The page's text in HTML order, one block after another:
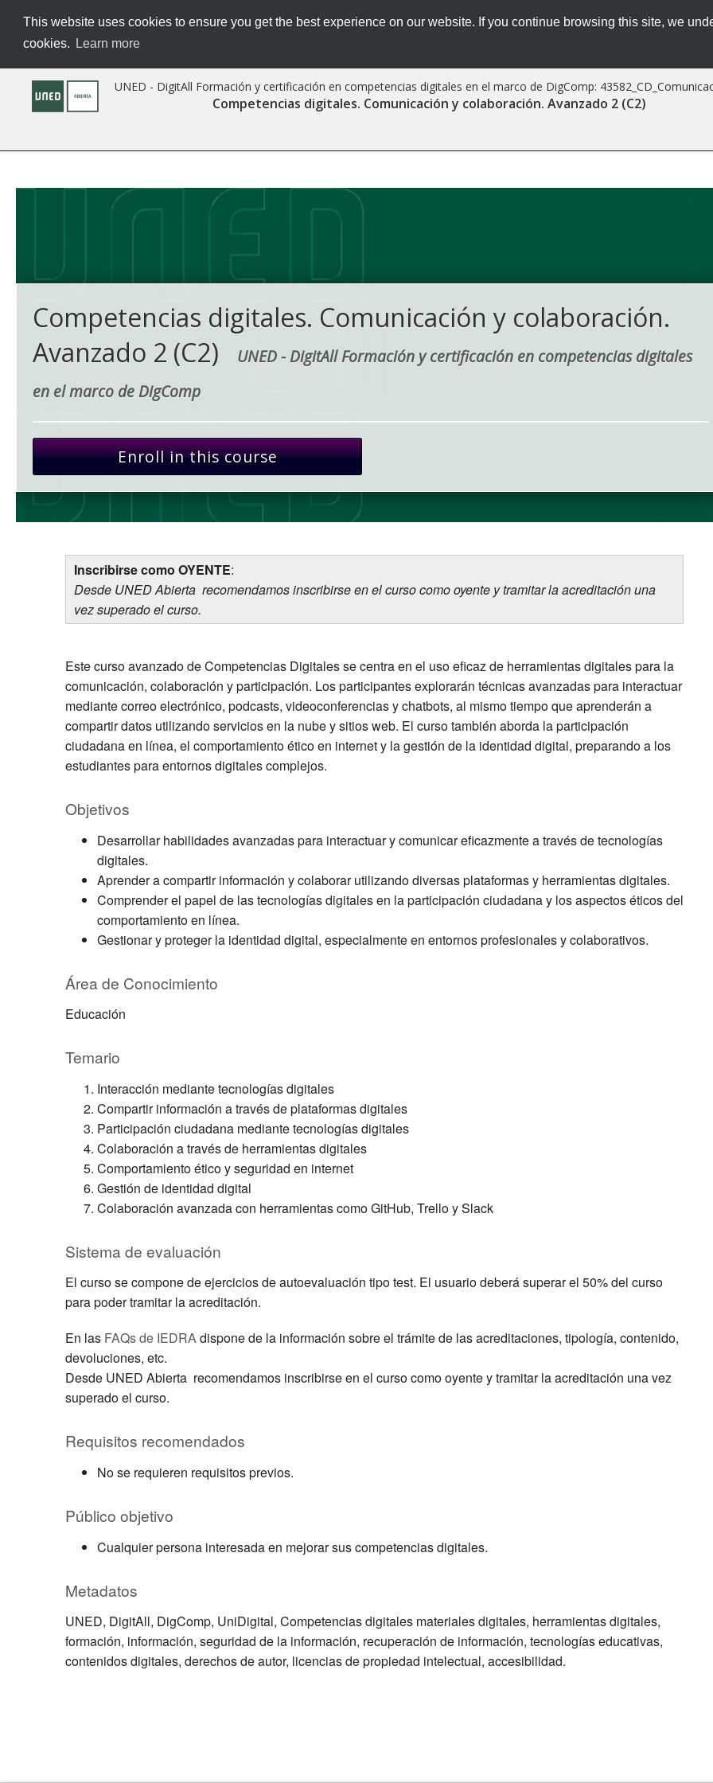
This website uses cookies to ensure you get the best experience on our website. If you continue browsing this site, we
cookies.
Learn more
UNED - DigitAll Formación y certificación en competencias digitales en el marco de DigComp:
Competencias digitales. Comunicación y colaboración. Avanzado 2 (C2)
Competencias digitales. Comunicación y colaboración.
Avanzado 2 (C2)
UNED - DigitAll Formación y certificación en competencias digitales
en el marco de DigComp
Enroll in this course
Inscribirse como OYENTE:
Desde UNED Abierta recomendamos inscribirse en el curso como oyente y tramitar la acreditación una
vez superado el curso.
Este curso avanzado de Competencias Digitales se centra en el uso eficaz de herramientas digitales para la
comunicación, colaboración y participación. Los participantes explorarán técnicas avanzadas para interactuar
mediante correo electrónico, podcasts, videoconferencias y chatbots, al mismo tiempo que aprenderán a
compartir datos utilizando servicios en la nube y sitios web. El curso también aborda la participación
ciudadana en línea, el comportamiento ético en internet y la gestión de la identidad digital, preparando a los
estudiantes para entornos digitales complejos.
Objetivos
Desarrollar habilidades avanzadas para interactuar y comunicar eficazmente a través de tecnologías
digitales.
Aprender a compartir información y colaborar utilizando diversas plataformas y herramientas digitales.
Comprender el papel de las tecnologías digitales en la participación ciudadana y los aspectos éticos del
comportamiento en línea.
Gestionar y proteger la identidad digital, especialmente en entornos profesionales y colaborativos.
Área de Conocimiento
Educación
Temario
Interacción mediante tecnologías digitales
Compartir información a través de plataformas digitales
Participación ciudadana mediante tecnologías digitales
Colaboración a través de herramientas digitales
Comportamiento ético y seguridad en internet
Gestión de identidad digital
Colaboración avanzada con herramientas como GitHub, Trello y Slack
Sistema de evaluación
El curso se compone de ejercicios de autoevaluación tipo test. El usuario deberá superar el 50% del curso
para poder tramitar la acreditación.
En las FAQs de IEDRAdispone de la información sobre el trámite de las acreditaciones, tipología, contenido,
devoluciones, etc.
Desde UNED Abierta recomendamos inscribirse en el curso como oyente y tramitar la acreditación una vez
superado el curso.
Requisitos recomendados
No se requieren requisitos previos.
Público objetivo
Cualquier persona interesada en mejorar sus competencias digitales.
Metadatos
UNED, DigitAll, DigComp, UniDigital, Competencias digitales materiales digitales, herramientas digitales,
formación, información, seguridad de la información, recuperación de información, tecnologías educativas,
contenidos digitales, derechos de autor, licencias de propiedad intelectual, accesibilidad.